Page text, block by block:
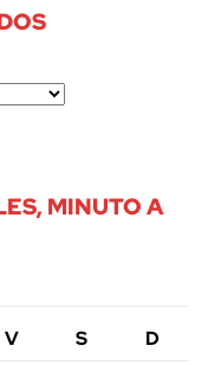
MINUTO A
V S
D